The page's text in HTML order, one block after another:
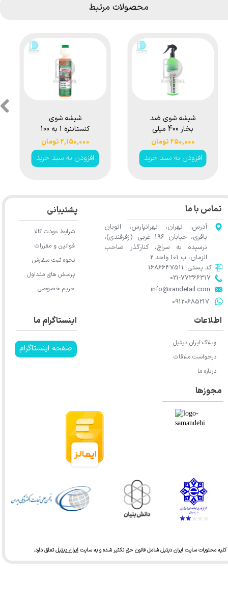
★
محصولات مرتبط
شیشه شوی
کنستانتره 1 به 100
رایحه هاوانا لاو
سوناکس مدل
Sonax
250ml
۲,۱۵۰,۰۰۰ تومان
افزودن به سبد خرید
شیشه شوی ضد
بخار 400 میلی
لیتری هامبر مدل
Humber Anti Fog
Glass Cleaner
۲۵۰,۰۰۰ تومان
افزودن به سبد خرید
محتویات سایت ایران دیتیل شامل قانون حق تکثیر شده و به سایتایران دیتیلتعلق دارد.​​​​​​​
تماس با ما
آدرس: تهران، تهرانپارس، اتوبان
باقری، خیابان 196 غربی (زفرقندی)،
نرسیده به سراج، کنارگذر صاحب
الزمان، پ 101 واحد 2
​​​​​​​info@irandetail.com
021-77366317​​​​​​​​​​​​​​​​​​​​​
​​​​​​​09120685217​​​​​​​
کد پستی: 1686647511
اینستاگرام ما
صفحه اینستاگرام
اطلاعات
وبلاگ ایران دیتیل
درخواست ملاقات
درباره ما
پشتیبانی
شرایط عودت کالا
قوانین و مقررات
نحوه ثبت سفارش
پرسش های متداول
حریم خصوصی
مجوزها